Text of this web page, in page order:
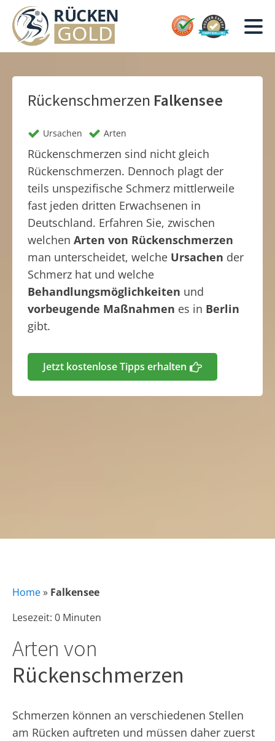
Rückenschmerzen Falkensee
Ursachen Arten
Rückenschmerzen sind nicht gleich
Rückenschmerzen. Dennoch plagt der
teils unspezifische Schmerz mittlerweile
fast jeden dritten Erwachsenen in
Deutschland. Erfahren Sie, zwischen
welchen Arten von Rückenschmerzen
man unterscheidet, welche Ursachen der
Schmerz hat und welche
Behandlungsmöglichkeiten und
vorbeugende Maßnahmen es in Berlin
gibt.
Jetzt kostenlose Tipps erhalten
Home» Falkensee
Lesezeit: 0 Minuten
Arten von
Rückenschmerzen
Schmerzen können an verschiedenen Stellen
am Rücken auftreten und müssen daher zuerst